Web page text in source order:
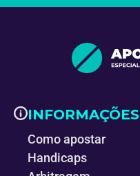
INFORMAÇÕES
Como apostar
Handicaps